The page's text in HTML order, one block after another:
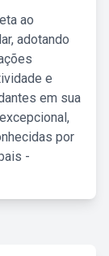
ao
adotando
e
em sua
por
-